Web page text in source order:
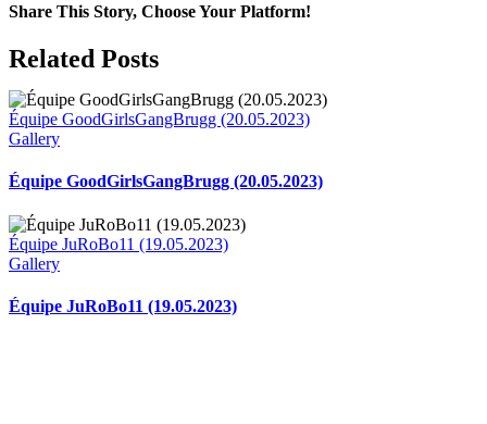
Share This Story, Choose Your Platform!
Facebook
X
Reddit
LinkedIn
WhatsApp
Telegram
Tumblr
Pinterest
Vk
Xing
Email
Related Posts
Équipe GoodGirlsGangBrugg (20.05.2023)
Gallery
Équipe GoodGirlsGangBrugg (20.05.2023)
Équipe JuRoBo11 (19.05.2023)
Gallery
Équipe JuRoBo11 (19.05.2023)